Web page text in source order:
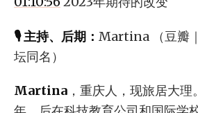
🎙️ 主持、后期： Martina （豆瓣
坛同名）
Martina ，重庆人，现旅居大